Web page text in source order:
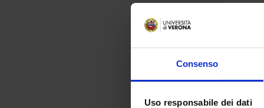
Consenso
Uso responsabile dei dati
Centro.